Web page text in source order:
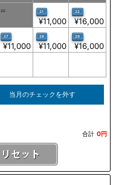
20 21
¥11,000
22
¥16,000
27
¥11,000
28
¥11,000
29
¥16,000
当月のチェックを外す
合計 0円